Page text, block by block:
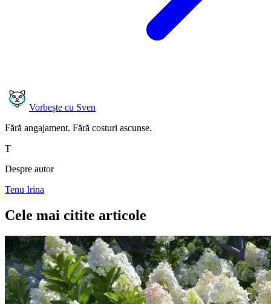
Vorbește cu Sven
Fără angajament. Fără costuri ascunse.
T
Despre autor
Tenu Irina
Cele mai citite articole